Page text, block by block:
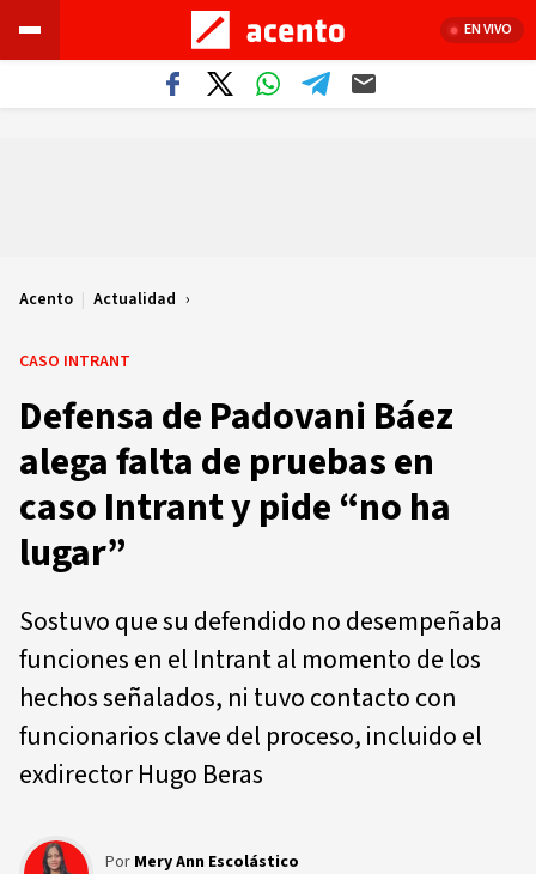
EN VIVO
Acento | Actualidad
CASO INTRANT
Defensa de Padovani Báez
alega falta de pruebas en
caso Intrant y pide “no ha
lugar”
Sostuvo que su defendido no desempeñaba
funciones en el Intrant al momento de los
hechos señalados, ni tuvo contacto con
funcionarios clave del proceso, incluido el
exdirector Hugo Beras
Por Mery Ann Escolástico